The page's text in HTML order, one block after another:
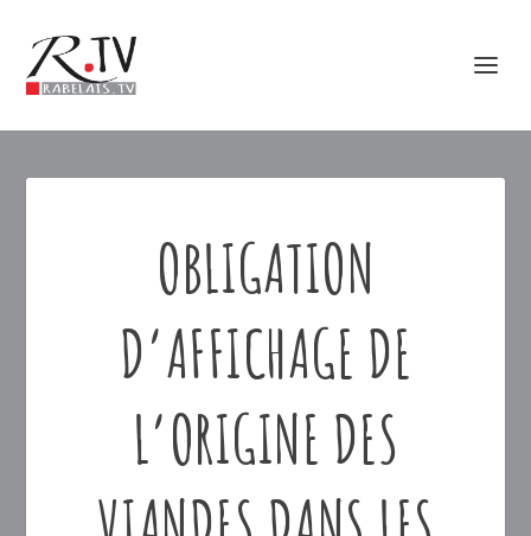
OBLIGATION
D’AFFICHAGE DE
L’ORIGINE DES